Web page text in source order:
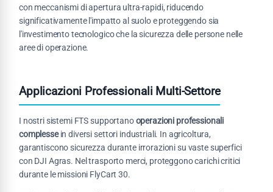
con meccanismi di apertura ultra-rapidi, riducendo
significativamente l'impatto al suolo e proteggendo sia
l'investimento tecnologico che la sicurezza delle persone nelle
aree di operazione.
Applicazioni Professionali Multi-Settore
I nostri sistemi FTS supportanooperazioni professionali
complessein diversi settori industriali. In agricoltura,
garantiscono sicurezza durante irrorazioni su vaste superfici
con DJI Agras. Nel trasporto merci, proteggono carichi critici
durante le missioni FlyCart 30.